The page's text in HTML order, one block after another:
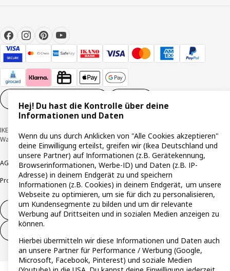
IKEA Deutschland GmbH & Co. KG - Am Wandersmann 2-4, 65719 Hofheim-
Wallau © Inter IKEA Systems B.V. 1999-2026
AGB BarrierefreiheitCookie-RichtlinieDatenschutzerklärung Impressum
ProduktrückrufeResponsible DisclosureVertrauensstelle
Vertrag widerrufen
Hej! Du hast die Kontrolle über deine
Informationen und Daten
Wenn du uns durch Anklicken von "Alle Cookies akzeptieren"
deine Einwilligung erteilst, greifen wir (Ikea Deutschland und
unsere Partner) auf Informationen (z.B. Gerätekennung,
Browserinformationen, Werbe-ID) und Daten (z.B. IP-
Adresse) in deinem Endgerät zu und speichern
Informationen (z.B. Cookies) in deinem Endgerät, um unsere
Webseite zu optimieren, um sie für dich zu personalisieren,
um Kundensegmente zu bilden und um dir relevante
Werbung auf Drittseiten und in sozialen Medien anzeigen zu
können.
Hierbei übermitteln wir diese Informationen und Daten auch
an unsere Partner für Performance / Werbung (Google,
Microsoft, Facebook, Pinterest) und soziale Medien